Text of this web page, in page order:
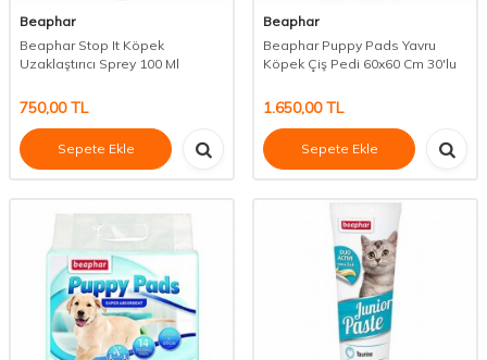
Beaphar
Beaphar Stop It Köpek
Uzaklaştırıcı Sprey 100 Ml
750,00TL
Sepete Ekle
Beaphar
Beaphar Puppy Pads Yavru
Köpek Çiş Pedi 60x60 Cm 30'lu
1.650,00TL
Sepete Ekle